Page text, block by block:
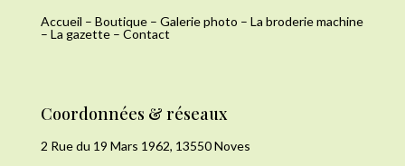
Accueil – Boutique– Galerie photo – La broderie machine
– La gazette– Contact
Coordonnées & réseaux
2 Rue du 19 Mars 1962, 13550 Noves